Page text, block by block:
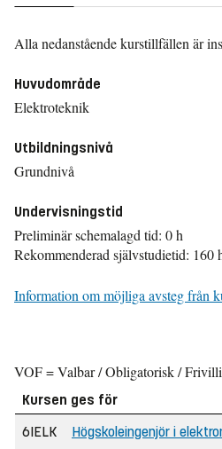
Alla nedanstående kurstillfällen är
Huvudområde
Elektroteknik
Utbildningsnivå
Grundnivå
Undervisningstid
Preliminär schemalagd tid: 0 h
Rekommenderad självstudietid: 160
Information om möjliga avsteg från
VOF = Valbar / Obligatorisk /
Kursen ges för
6IELK
Högskoleingenjör i